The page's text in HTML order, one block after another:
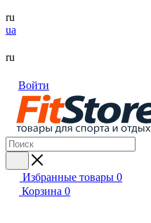
ru
ua
ru
Войти
Избранные товары 0
Корзина 0